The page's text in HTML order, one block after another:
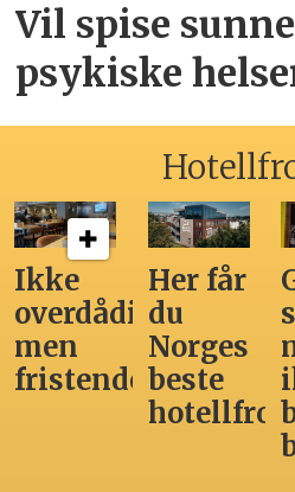
Vil spise
psykiske
Ikke
overdådig,
men
fristende
Her får
du
Norges
beste